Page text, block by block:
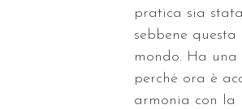
pratica sia
sebbene
mondo. Ha
perché ora è
armonia con la